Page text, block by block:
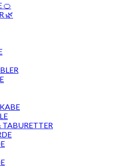
🍊
🌿
TABURETTER